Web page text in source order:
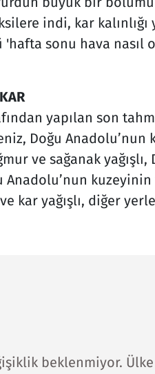
indi, kar
sonu hava nasıl
yapılan son
Doğu Anadolu’nun
ve sağanak yağışlı,
kuzeyinin
kar yağışlı, diğer
beklenmiyor.